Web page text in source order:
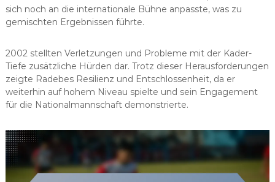
sich noch an die internationale Bühne anpasste, was zu
gemischten Ergebnissen führte.
2002 stellten Verletzungen und Probleme mit der Kader-
Tiefe zusätzliche Hürden dar. Trotz dieser Herausforderungen
zeigte Radebes Resilienz und Entschlossenheit, da er
weiterhin auf hohem Niveau spielte und sein Engagement
für die Nationalmannschaft demonstrierte.